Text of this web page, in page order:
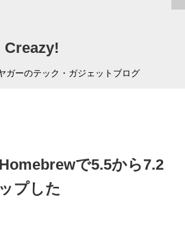
Creazy!
ガーのテック・ガジェットブログ
で5.5から7.2
プした